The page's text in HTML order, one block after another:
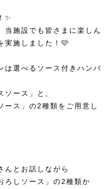
✨
当施設でも皆さまに楽しん
実施しました！🩷
は選べるソース付きハンバ
ース」と、
ース」の2種類をご用意し
んとお話しながら
ろしソース」の2種類か